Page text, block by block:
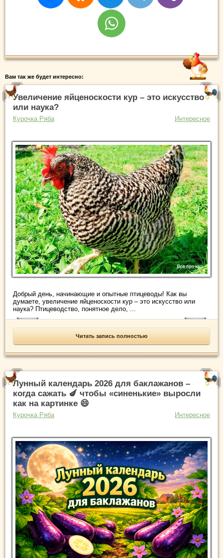
Вам так же будет интересно:
Увеличение яйценоскости кур – это искусство
или наука?
Курочка Ряба Интересное
Добрый день, начинающие и опытные птицеводы! Как вы
думаете, увеличение яйценоскости кур – это искусство или
наука? Птицеводство, понятное дело, ...
Читать запись полностью
Лунный календарь 2026 для баклажанов –
когда сажать 🍆 чтобы «синенькие» выросли
как на картинке 😄
Курочка Ряба Интересное